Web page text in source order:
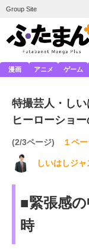
Group Site
漫画 アニメ ゲーム
特撮芸人・しい
ヒーローショ
(2/3ページ) １ペ
しいはしジ
■緊張感
時